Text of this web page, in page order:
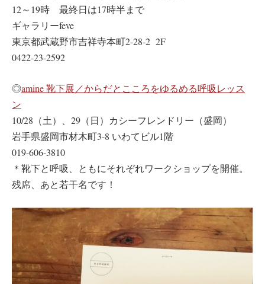
12～19時 最終日は17時半まで
ギャラリーfeve
東京都武蔵野市吉祥寺本町2-28-2 2F
0422-23-2592
◎amine 靴下展／からだとこころをゆるめる呼吸レッス
ン
10/28（土）、29（日）カシーフレンドリー（盛岡）
岩手県盛岡市材木町3-8 いわてビル1階
019-606-3810
＊靴下と呼吸、ともにそれぞれワークショップを開催。
残席、あと若干名です！